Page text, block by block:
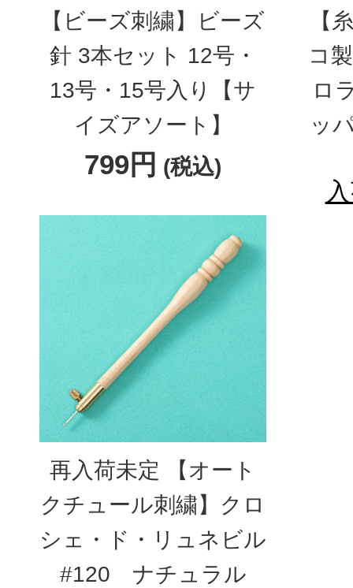
【ビーズ刺繍】ビーズ
針 3本セット 12号・
13号・15号入り【サ
イズアソート】
799円 (税込)
【
コ
ロ
ッ
再入荷未定 【オート
クチュール刺繍】クロ
シェ・ド・リュネビル
#120 ナチュラル